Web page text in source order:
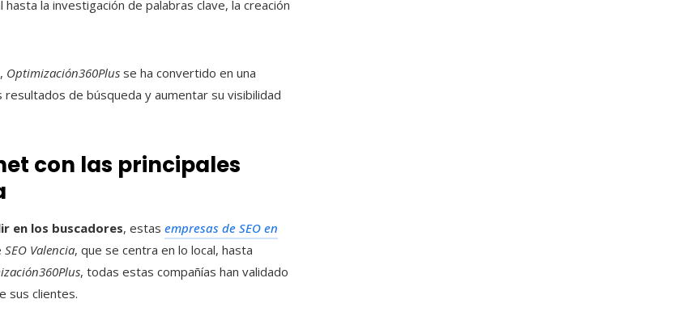
la investigación de palabras clave, la creación
Optimización360Plus se ha convertido en una
de búsqueda y aumentar su visibilidad
con las principales
en los buscadores, estas empresas de SEO en
SEO Valencia, que se centra en lo local, hasta
, todas estas compañías han validado
sus clientes.